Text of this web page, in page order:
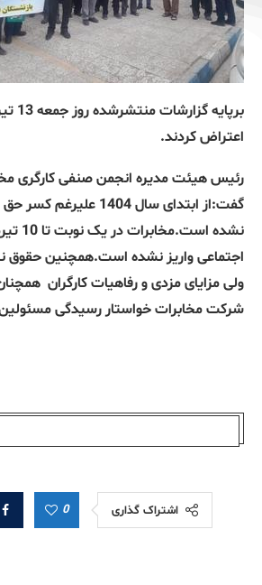
اعتراض کردند.
رئیس هیئت مدیره انجمن صنفی کارگری
گفت:از ابتدای سال
ولی مزایای مزدی و رفاهیات کارگران
شرکت مخابرات خواستار رسیدگی
اشتراک گذاری 0